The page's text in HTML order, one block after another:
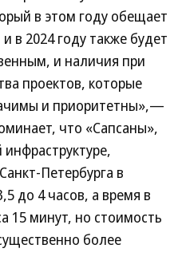
в этом году обещает
в 2024 году также будет
и наличия при
проектов, которые
и приоритетны»,—
что «Сапсаны»,
Петербурга в
до 4 часов, а время в
15 минут, но стоимость
более